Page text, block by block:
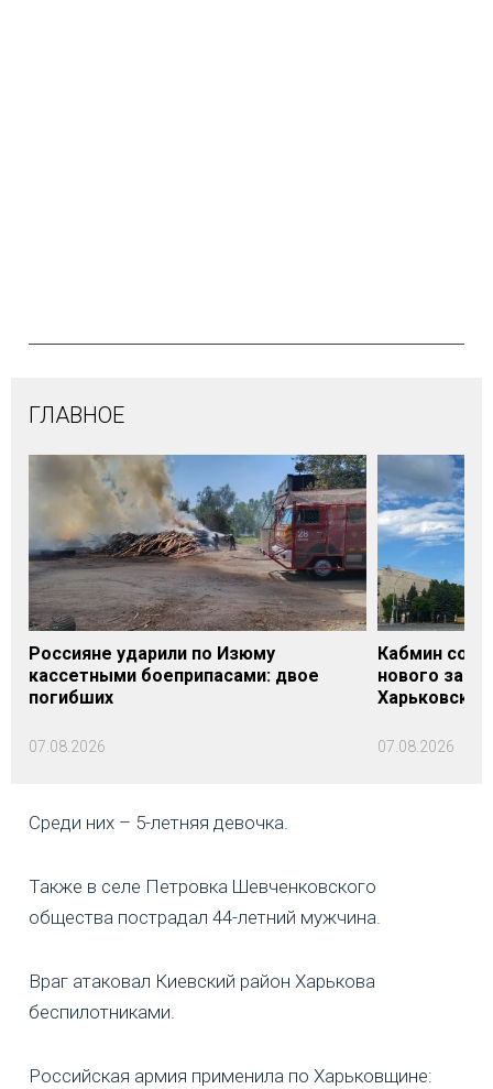
ГЛАВНОЕ
Россияне ударили по Изюму
кассетными боеприпасами: двое
погибших
07.08.2026
Кабмин
нового
07.08.2026
Среди них – 5-летняя девочка.
Также в селе Петровка Шевченковского
общества пострадал 44-летний мужчина.
Враг атаковал Киевский район Харькова
беспилотниками.
Российская армия применила по Харьковщине: